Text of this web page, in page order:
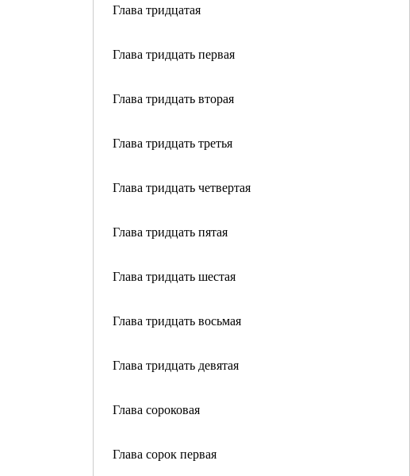
Глава тридцатая
Глава тридцать первая
Глава тридцать вторая
Глава тридцать третья
Глава тридцать четвертая
Глава тридцать пятая
Глава тридцать шестая
Глава тридцать восьмая
Глава тридцать девятая
Глава сороковая
Глава сорок первая